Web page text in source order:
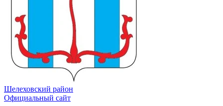
Шелеховский район
Официальный сайт